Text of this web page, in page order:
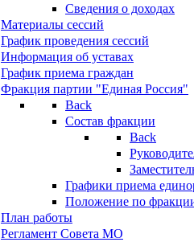
Сведения о доходах
Материалы сессий
График проведения сессий
Информация об уставах
График приема граждан
Фракция партии "Единая Россия"
Back
Состав фракции
Back
Графики приема
Положение по
План работы
Регламент Совета МО